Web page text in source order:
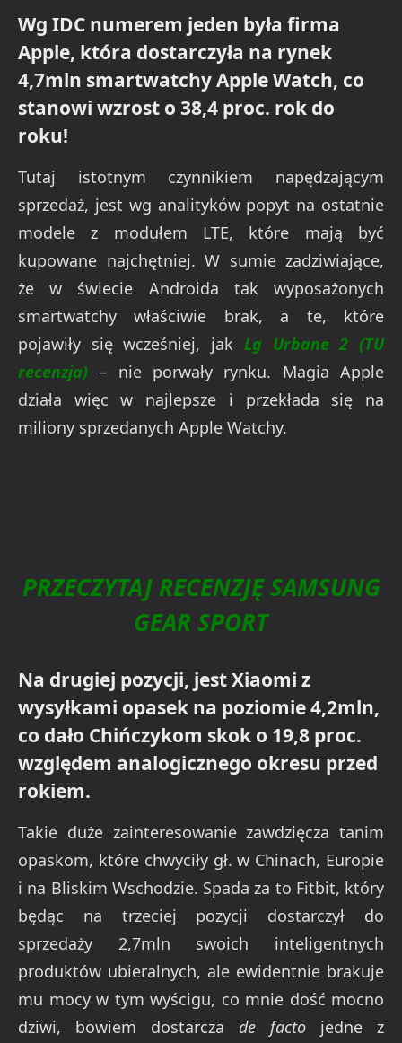
Wg IDC numerem jeden była firma
Apple, która dostarczyła na rynek
4,7mln smartwatchy Apple Watch, co
stanowi wzrost o 38,4 proc. rok do
roku!
Tutaj istotnym czynnikiem napędzającym
sprzedaż, jest wg analityków popyt na ostatnie
modele z modułem LTE, które mają być
kupowane najchętniej. W sumie zadziwiające,
że w świecie Androida tak wyposażonych
smartwatchy właściwie brak, a te, które
pojawiły się wcześniej, jak Lg Urbane 2 (TU
recenzja) – nie porwały rynku. Magia Apple
działa więc w najlepsze i przekłada się na
miliony sprzedanych Apple Watchy.
PRZECZYTAJ RECENZJĘ SAMSUNG
GEAR SPORT
Na drugiej pozycji, jest Xiaomi z
wysyłkami opasek na poziomie 4,2mln,
co dało Chińczykom skok o 19,8 proc.
względem analogicznego okresu przed
rokiem.
Takie duże zainteresowanie zawdzięcza tanim
opaskom, które chwyciły gł. w Chinach, Europie
i na Bliskim Wschodzie. Spada za to Fitbit, który
będąc na trzeciej pozycji dostarczył do
sprzedaży 2,7mln swoich inteligentnych
produktów ubieralnych, ale ewidentnie brakuje
mu mocy w tym wyścigu, co mnie dość mocno
dziwi, bowiem dostarcza de facto jedne z